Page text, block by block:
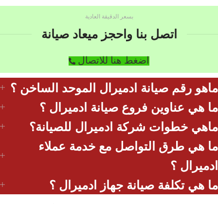
بسعر الدقيقة العادية
اتصل بنا واحجز ميعاد صيانة
اضغط هنا للاتصال
ماهو رقم صيانة ادميرال الموحد الساخن ؟
ما هي عناوين فروع صيانة ادميرال ؟
ماهي خطوات شركة ادميرال للصيانة؟
ما هي طرق التواصل مع خدمة عملاء
ادميرال ؟
ما هي تكلفة صيانة جهاز ادميرال ؟